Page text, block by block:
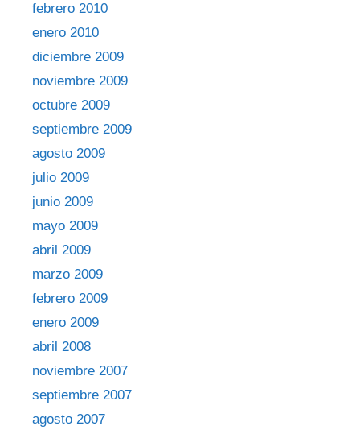
febrero 2010
enero 2010
diciembre 2009
noviembre 2009
octubre 2009
septiembre 2009
agosto 2009
julio 2009
junio 2009
mayo 2009
abril 2009
marzo 2009
febrero 2009
enero 2009
abril 2008
noviembre 2007
septiembre 2007
agosto 2007